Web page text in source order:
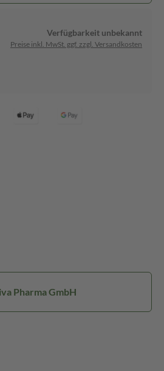
Verfügbarkeit unbekannt
Preise inkl. MwSt. ggf. zzgl. Versandkosten
Pharma GmbH